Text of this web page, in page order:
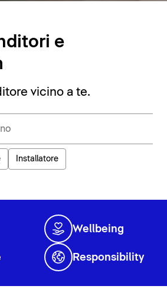
e
vicino a te.
Installatore
Wellbeing
Responsibility